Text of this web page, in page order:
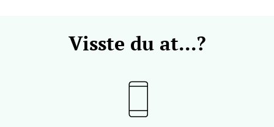
Visste du at...?
5, 7044 Trondheim